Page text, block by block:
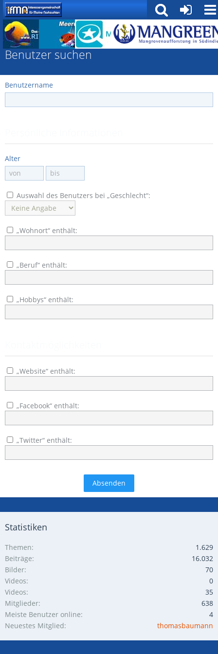
Mitglieder
Benutzer suchen
Benutzername
Alter
Auswahl des Benutzers bei „Geschlecht“:
„Wohnort“ enthält:
„Beruf“ enthält:
„Hobbys“ enthält:
„Website“ enthält:
„Facebook“ enthält:
„Twitter“ enthält:
Statistiken
Themen
1.629
Beiträge
16.032
Bilder
70
Videos
0
Videos
35
Mitglieder
638
Meiste Benutzer online
4
Neuestes Mitglied
thomasbaumann